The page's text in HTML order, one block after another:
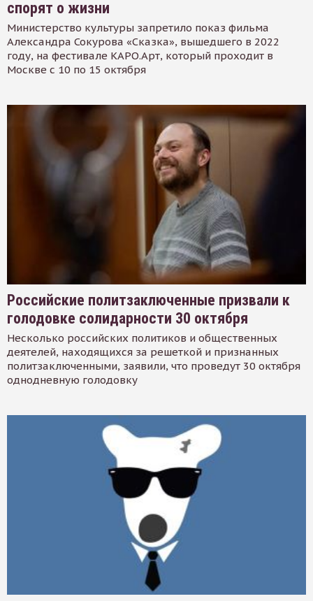
спорят о жизни
Министерство культуры запретило показ фильма
Александра Сокурова «Сказка», вышедшего в 2022
году, на фестивале КАРО.Арт, который проходит в
Москве с 10 по 15 октября
Российские политзаключенные призвали к
голодовке солидарности 30 октября
Несколько российских политиков и общественных
деятелей, находящихся за решеткой и признанных
политзаключенными, заявили, что проведут 30 октября
однодневную голодовку